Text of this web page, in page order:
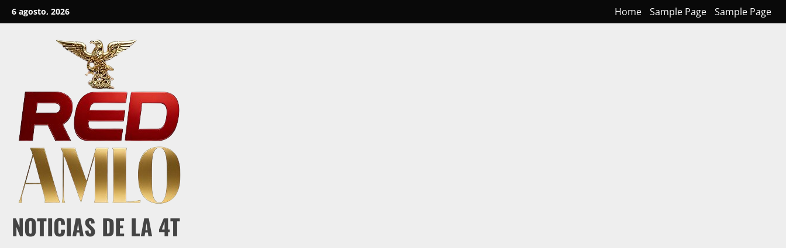
Skip
to
6 agosto, 2026 Home Sample Page Sample Page
NOTICIAS DE LA 4T